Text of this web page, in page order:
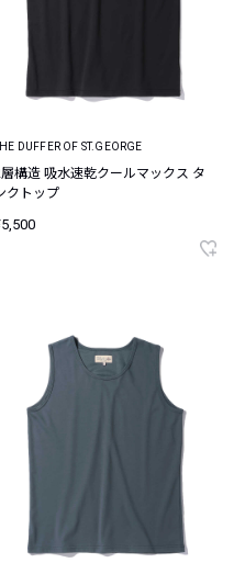
DUFFER OF ST.GEORGE
構造 吸水速乾クールマックス タ
クトップ